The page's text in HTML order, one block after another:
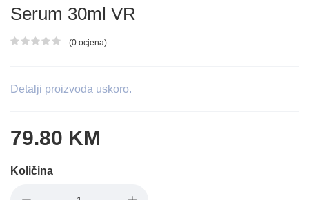
Serum 30ml VR
Ocjena proizvoda
(0 ocjena)
Detalji proizvoda uskoro.
79.80 KM
Količina